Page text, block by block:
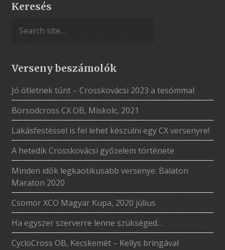
Keresés
Verseny beszámolók
Jó ötletnek tűnt – Crosskovácsi 2023 a tesómmal
Borsodcross CX OB, Miskolc, 2021
Lakásfestéssel is fel lehet készülni egy CX versenyre!
A hetedik Crosskovácsi győzelem története
Minden idők legkaotikusabb versenye: Balaton
Maraton 2020
Csömör XCO Magyar Kupa, 2020 július
Ha egyszer szerverre lenne szükséged…
CycloCross OB, Kecskemét – Kellys bringával